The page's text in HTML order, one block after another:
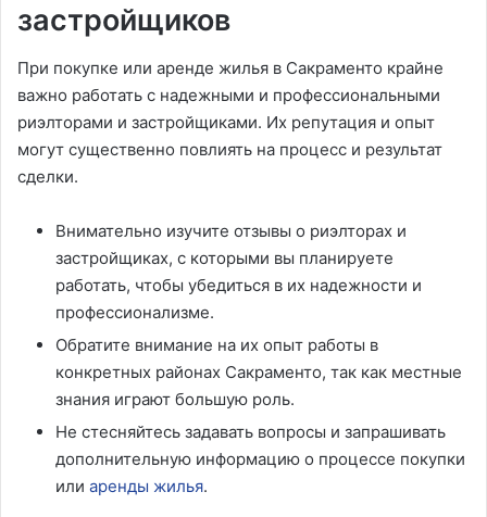
застройщиков
При покупке или аренде жилья в Сакраменто крайне
важно работать с надежными и профессиональными
риэлторами и застройщиками. Их репутация и опыт
могут существенно повлиять на процесс и результат
сделки.
Внимательно изучите отзывы о риэлторах и
застройщиках, с которыми вы планируете
работать, чтобы убедиться в их надежности и
профессионализме.
Обратите внимание на их опыт работы в
конкретных районах Сакраменто, так как местные
знания играют большую роль.
Не стесняйтесь задавать вопросы и запрашивать
дополнительную информацию о процессе покупки
или аренды жилья.